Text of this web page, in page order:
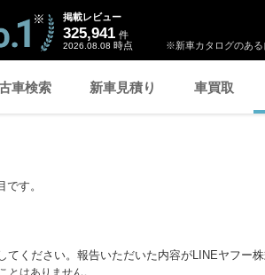
※新車カタログのある
掲載レビュー
325,941 件
2026.08.08 時点
車検索 新車見積り 車買取
す。
ください。報告いただいた内容がLINEヤフー
はありません。